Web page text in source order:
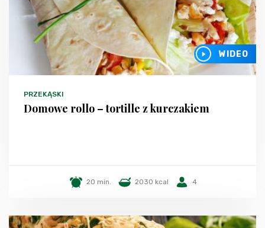
WIDEO
PRZEKĄSKI
Domowe rollo – tortille z kurczakiem
20 min. 2030 kcal 4